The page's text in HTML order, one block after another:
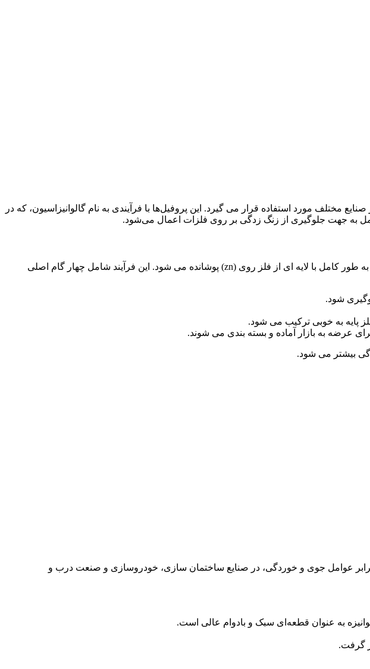
مورد استفاده قرار می گیرد. این پروفیل‌ها با فرآیندی به نام گالوانیزاسیون، که در
به جهت جلوگیری از زنگ زدگی بر روی فلزات اعمال می‌شود.
گالوانیزاسیون یک فرآیند است که در آن فلز پایه، معمولاً فولاد، به منظور مقاومت در برابر خوردگی و زنگ زدگی به طور کامل با لایه ای از فلز روی (zn) پوشانده می شود. این فرآیند شامل چهار گام اصلی
شود.
پایه به خوبی ترکیب می شود.
عرضه به بازار آماده و بسته بندی می شوند.
بیشتر می شود.
در برابر عوامل جوی و خوردگی، در صنایع ساختمان سازی، خودروسازی و صنعت درب و
به عنوان قطعه‌ای سبک و بادوام عالی است.
گرفت.